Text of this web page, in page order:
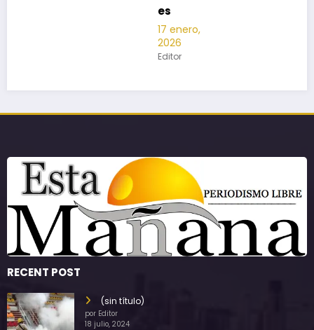
RECENT POST
(sin título)
por Editor
18 julio, 2024